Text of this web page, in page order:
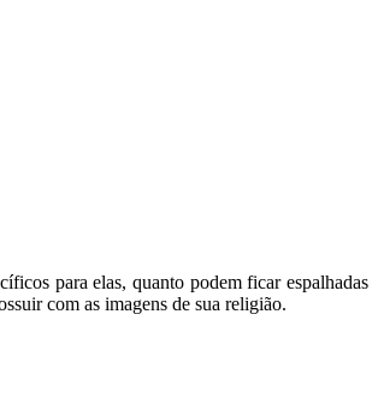
para elas, quanto podem ficar espalhadas
com as imagens de sua religião.